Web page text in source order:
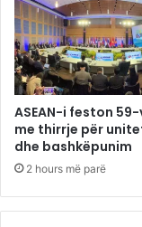
ASEAN-i feston
me thirrje për
dhe bashkëpunim
2 hours më parë